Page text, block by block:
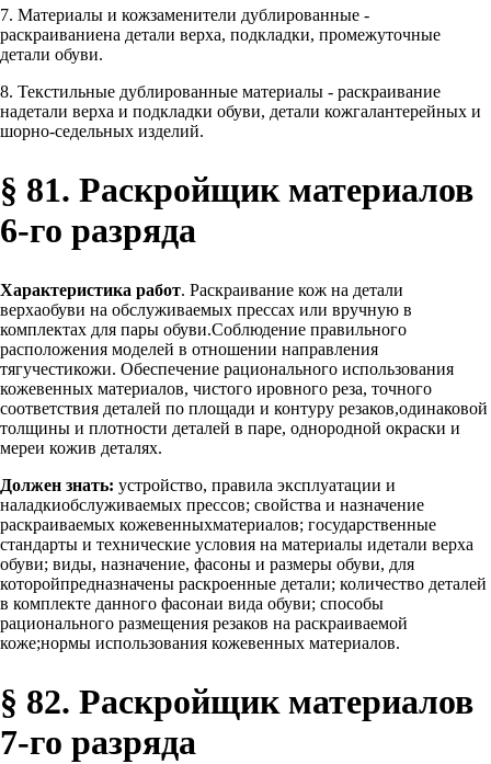
7. Материалы и кожзаменители дублированные -
раскраиваниена детали верха, подкладки, промежуточные
детали обуви.
8. Текстильные дублированные материалы - раскраивание
надетали верха и подкладки обуви, детали кожгалантерейных и
шорно-седельных изделий.
§ 81. Раскройщик материалов
6-го разряда
Характеристика работ. Раскраивание кож на детали
верхаобуви на обслуживаемых прессах или вручную в
комплектах для пары обуви.Соблюдение правильного
расположения моделей в отношении направления
тягучестикожи. Обеспечение рационального использования
кожевенных материалов, чистого ировного реза, точного
соответствия деталей по площади и контуру резаков,одинаковой
толщины и плотности деталей в паре, однородной окраски и
мереи кожив деталях.
Должен знать: устройство, правила эксплуатации и
наладкиобслуживаемых прессов; свойства и назначение
раскраиваемых кожевенныхматериалов; государственные
стандарты и технические условия на материалы идетали верха
обуви; виды, назначение, фасоны и размеры обуви, для
которойпредназначены раскроенные детали; количество деталей
в комплекте данного фасонаи вида обуви; способы
рационального размещения резаков на раскраиваемой
коже;нормы использования кожевенных материалов.
§ 82. Раскройщик материалов
7-го разряда